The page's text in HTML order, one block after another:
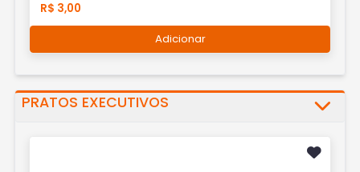
R$ 3,00
Adicionar
PRATOS EXECUTIVOS